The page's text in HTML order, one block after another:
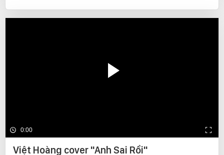
0:00
Việt Hoàng cover "Anh Sai Rồi"